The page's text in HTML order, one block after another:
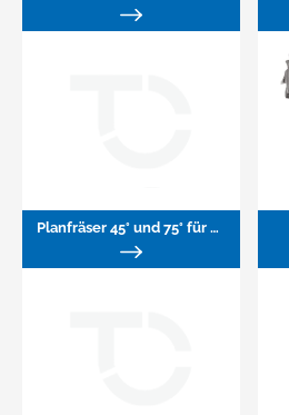
Planfräser 45° und 75° für WP